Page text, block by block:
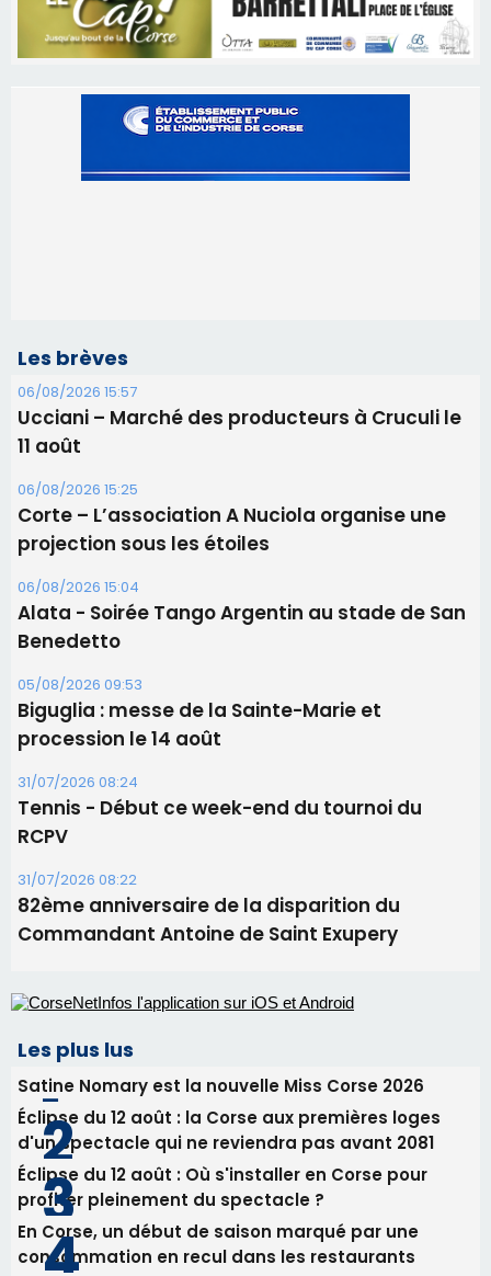
Les brèves
06/08/2026 15:57
Ucciani – Marché des producteurs à Cruculi le
11 août
06/08/2026 15:25
Corte – L’association A Nuciola organise une
projection sous les étoiles
06/08/2026 15:04
Alata - Soirée Tango Argentin au stade de San
Benedetto
05/08/2026 09:53
Biguglia : messe de la Sainte-Marie et
procession le 14 août
31/07/2026 08:24
Tennis - Début ce week-end du tournoi du
RCPV
31/07/2026 08:22
82ème anniversaire de la disparition du
Commandant Antoine de Saint Exupery
Les plus lus
Satine Nomary est la nouvelle Miss Corse 2026
Éclipse du 12 août : la Corse aux premières loges
d'un spectacle qui ne reviendra pas avant 2081
Éclipse du 12 août : Où s'installer en Corse pour
profiter pleinement du spectacle ?
En Corse, un début de saison marqué par une
consommation en recul dans les restaurants